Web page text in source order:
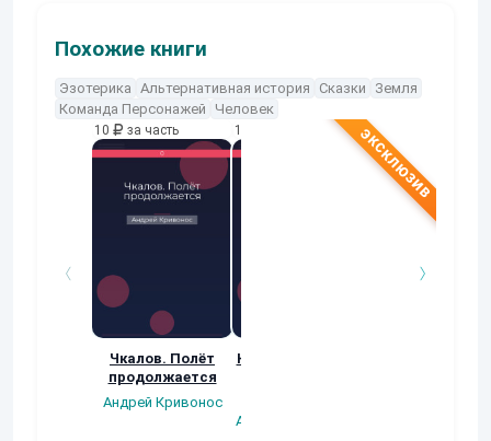
Похожие книги
Эзотерика Альтернативная история Сказки
Земля
Команда Персонажей
Человек
10 за часть
Чкалов. Полёт
продолжается
Андрей Кривонос
10
Как мужик Лешего
Анастасия Маслова
10